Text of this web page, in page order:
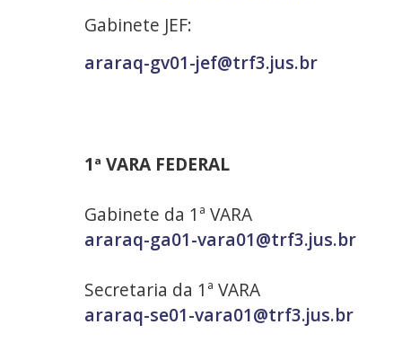
Gabinete JEF:
araraq-gv01-jef@trf3.jus.br
1ª VARA FEDERAL
Gabinete da 1ª VARA
araraq-ga01-vara01@trf3.jus.br
Secretaria da 1ª VARA
araraq-se01-vara01@trf3.jus.br